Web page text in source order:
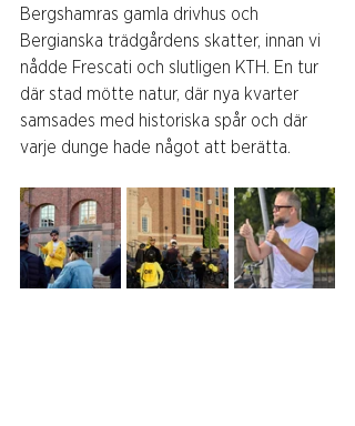
Bergshamras gamla drivhus och
Bergianska trädgårdens skatter, innan vi
nådde Frescati och slutligen KTH. En tur
där stad mötte natur, där nya kvarter
samsades med historiska spår och där
varje dunge hade något att berätta.